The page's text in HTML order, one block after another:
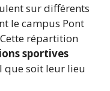
sur différents
le campus Pont
répartition
sportives
que soit leur lieu